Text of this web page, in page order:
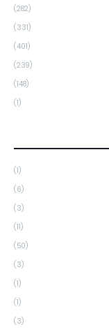
(282)
(331)
(401)
(239)
(148)
(1)
(1)
(6)
(3)
(11)
(50)
(3)
(1)
(1)
(3)